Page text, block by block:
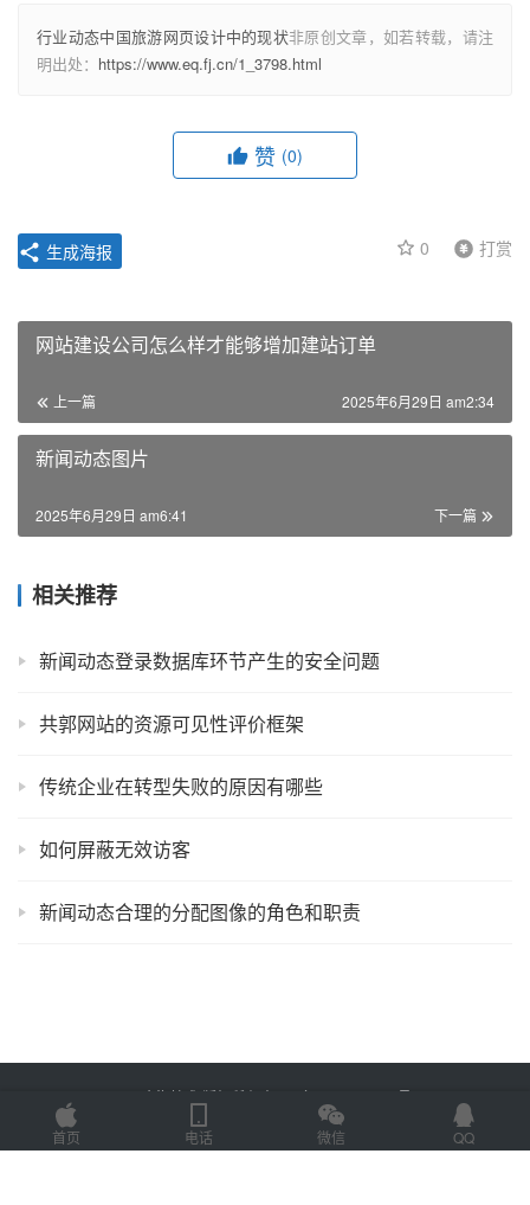
行业动态中国旅游网页设计中的现状非原创文章，如若转载，请注
明出处： https://www.eq.fj.cn/1_3798.html
赞 (0)
0 打赏
生成海报
网站建设公司怎么样才能够增加建站订单
上一篇 2025年6月29日 am2:34
新闻动态图片
下一篇
2025年6月29日 am6:41
相关推荐
新闻动态登录数据库环节产生的安全问题
共郭网站的资源可见性评价框架
传统企业在转型失败的原因有哪些
如何屏蔽无效访客
新闻动态合理的分配图像的角色和职责
Copyright © 2025 金海技术 版权所有 鲁ICP备2022012774号-2
首页
电话 微信 QQ